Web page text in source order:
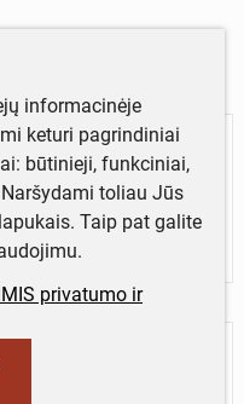
su 6
objektą?
informacinėje
keturi pagrindiniai
būtinieji, funkciniai,
toliau Jūs
Taip pat galite
privatumo ir